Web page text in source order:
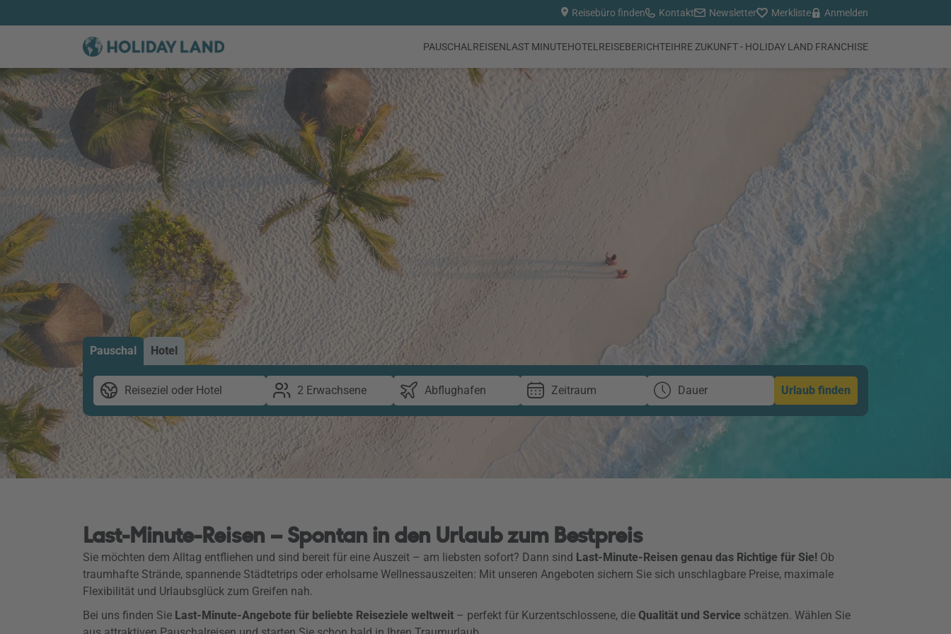
Reisebüro finden Kontakt Newsletter Merkliste Anmelden
PAUSCHALREISENLAST MINUTEHOTEL REISEBERICHTEIHRE ZUKUNFT - HOLIDAY LAND FRANCHISE
Pauschal Hotel
Reiseziel oder Hotel 2 Erwachsene Abflughafen Zeitraum Dauer Urlaub finden
Last-Minute-Reisen – Spontan in den Urlaub zum Bestpreis
Sie möchten dem Alltag entfliehen und sind bereit für eine Auszeit – am liebsten sofort? Dann sind Last-Minute-Reisen genau das Richtige für Sie! Ob
traumhafte Strände, spannende Städtetrips oder erholsame Wellnessauszeiten: Mit unseren Angeboten sichern Sie sich unschlagbare Preise, maximale
Flexibilität und Urlaubsglück zum Greifen nah.
Bei uns finden Sie Last-Minute-Angebote für beliebte Reiseziele weltweit – perfekt für Kurzentschlossene, die Qualität und Service schätzen. Wählen Sie